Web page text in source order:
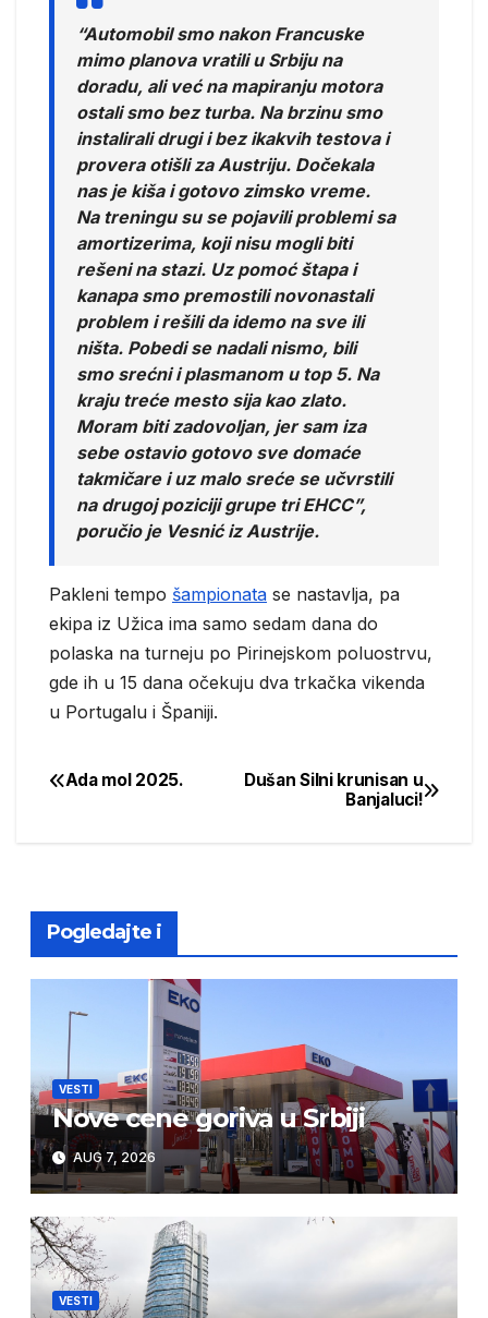
“Automobil smo nakon Francuske
mimo planova vratili u Srbiju na
doradu, ali već na mapiranju motora
ostali smo bez turba. Na brzinu smo
instalirali drugi i bez ikakvih testova i
provera otišli za Austriju. Dočekala
nas je kiša i gotovo zimsko vreme.
Na treningu su se pojavili problemi sa
amortizerima, koji nisu mogli biti
rešeni na stazi. Uz pomoć štapa i
kanapa smo premostili novonastali
problem i rešili da idemo na sve ili
ništa. Pobedi se nadali nismo, bili
smo srećni i plasmanom u top 5. Na
kraju treće mesto sija kao zlato.
Moram biti zadovoljan, jer sam iza
sebe ostavio gotovo sve domaće
takmičare i uz malo sreće se učvrstili
na drugoj poziciji grupe tri EHCC”,
poručio je Vesnić iz Austrije.
Pakleni tempo šampionata se nastavlja, pa
ekipa iz Užica ima samo sedam dana do
polaska na turneju po Pirinejskom poluostrvu,
gde ih u 15 dana očekuju dva trkačka vikenda
u Portugalu i Španiji.
Post
Dušan Silni krunisan u
Banjaluci!
Ada mol 2025.
Pogledajte i
VESTI
Nove cene goriva u Srbiji
AUG 7, 2026
VESTI